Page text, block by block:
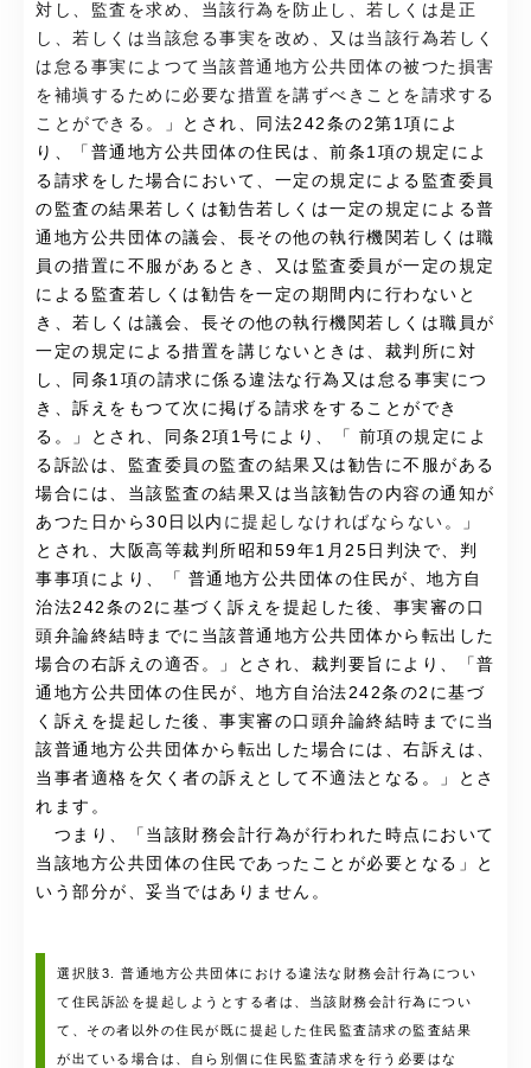
対し、監査を求め、当該行為を防止し、若しくは是正
し、若しくは当該怠る事実を改め、又は当該行為若しく
は怠る事実によつて当該普通地方公共団体の被つた損害
を補塡するために必要な措置を講ずべきことを請求する
ことができる。
」とされ、同法242条の2第1項によ
り、「普通地方公共団体の住民は、前条1項の規定によ
る請求をした場合において、一定の規定による監査委員
の監査の結果若しくは勧告若しくは一定の規定による普
通地方公共団体の議会、長その他の執行機関若しくは職
員の措置に不服があるとき、又は監査委員が一定の規定
による監査若しくは勧告を一定の期間内に行わないと
き、若しくは議会、長その他の執行機関若しくは職員が
一定の規定による措置を講じないときは、裁判所に対
し、同条1項の請求に係る違法な行為又は怠る事実につ
き、訴えをもつて次に掲げる請求をすることができ
る。」とされ、同条2項1号により、「 前項の規定によ
る訴訟は、監査委員の監査の結果又は勧告に不服がある
場合には、当該監査の結果又は当該勧告の内容の通知が
あつた日から30日以内 に提起しなければならない。
」
とされ、大阪高等裁判所昭和59年1月25日判決で、判
事事項により、「
普通地方公共団体の住民が、地方自
治法242条の2に基づく訴えを提起した後、事実審の口
頭弁論終結時までに当該普通地方公共団体から転出した
場合の右訴えの適否。
」とされ、裁判要旨により、「 普
通地方公共団体の住民が、地方自治法242条の2に基づ
く訴えを提起した後、事実審の口頭弁論終結時までに当
該普通地方公共団体から転出した場合には、右訴えは、
当事者適格を欠く者の訴えとして不適法となる。
」とさ
れます。
つまり、「 当該財務会計行為が行われた時点において
当該地方公共団体の住民であったことが必要となる 」と
いう部分が、妥当ではありません。
選択肢3. 普通地方公共団体における違法な財務会計行為につい
て住民訴訟を提起しようとする者は、当該財務会計行為につい
て、その者以外の住民が既に提起した住民監査請求の監査結果
が出ている場合は、自ら別個に住民監査請求を行う必要はな